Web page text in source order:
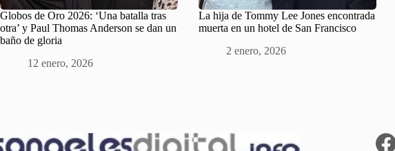
Globos de Oro 2026: ‘Una batalla tras
otra’ y Paul Thomas Anderson se dan un
baño de gloria
12 enero, 2026
La hija de Tommy Lee Jones encontrada
muerta en un hotel de San Francisco
2 enero, 2026